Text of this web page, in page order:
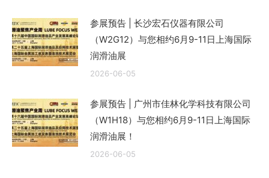
参展预告 | 长沙宏石仪器有限公司
（W2G12）与您相约6月9-11日上海国际
润滑油展
2026-06-05
参展预告 | 广州市佳林化学科技有限公司
（W1H18）与您相约6月9-11日上海国际
润滑油展！
2026-06-05